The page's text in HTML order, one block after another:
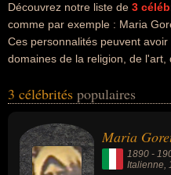
Découvrez notre liste de 3
comme par exemple : Maria
Ces personnalités peuvent
domaines de la religion, de
journaliste, romancier,
avoir été italien ou francais par
3 célébrités populaires
Maria
1890 -
Italienne,